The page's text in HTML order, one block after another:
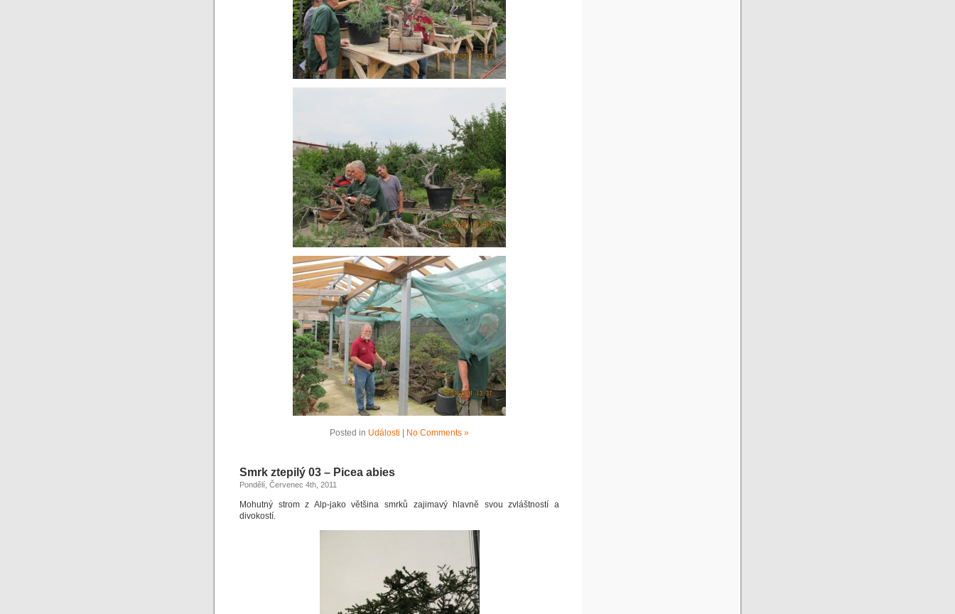
Posted in Události No Comments »
Smrk ztepilý 03 – Picea abies
Pondělí, Červenec 4th, 2011
Mohutný strom z Alp-jako většina smrků zajimavý hlavně svou zvláštností a
divokostí.